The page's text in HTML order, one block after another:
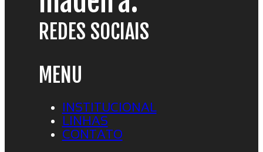
REDES SOCIAIS
MENU
INSTITUCIONAL
LINHAS
CONTATO